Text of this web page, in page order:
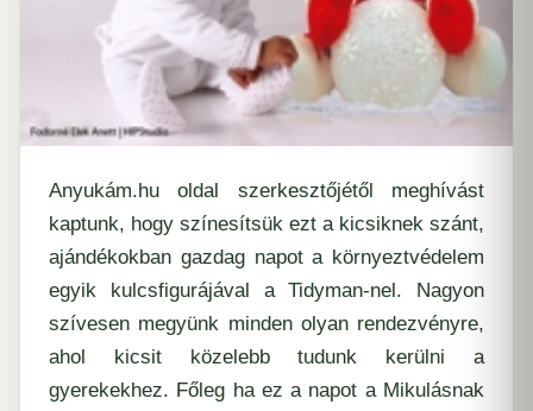
Anyukám.hu oldal szerkesztőjétől meghívást
kaptunk, hogy színesítsük ezt a kicsiknek szánt,
ajándékokban gazdag napot a környeztvédelem
egyik kulcsfigurájával a Tidyman-nel. Nagyon
szívesen megyünk minden olyan rendezvényre,
ahol kicsit közelebb tudunk kerülni a
gyerekekhez. Főleg ha ez a napot a Mikulásnak